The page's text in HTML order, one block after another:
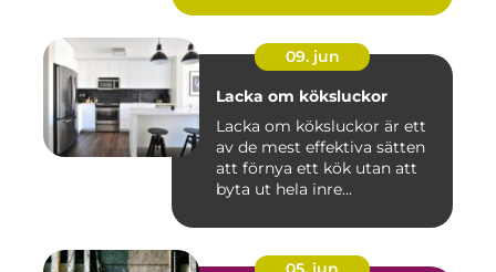
09. jun
Lacka om köksluckor
Lacka om köksluckor är ett
av de mest effektiva sätten
att förnya ett kök utan att
byta ut hela inre...